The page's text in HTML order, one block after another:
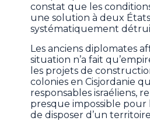
constat que les
une solution à deux
systématiquement
Les anciens diplomates
situation n’a fait
les projets de
colonies en Cisjordanie
responsables israéliens,
presque impossible pour
de disposer d’un